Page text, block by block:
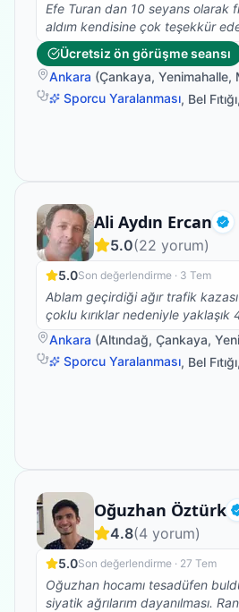
Efe Turan dan 10 seyans olarak
aldım kendisine çok teşekkür
artık güne daha mutlu
hastalıkları olan birisini hayatla
getirdi. Kendisinin yolu açık olsun
Ücretsiz ön görüşme seansı
Ankara (Çankaya, Yenimahalle,
Sporcu Yaralanması, Bel Fıtığı,
Ali Aydın Ercan
Fizyoterapist
5.0(22 yorum)
5.0Son değerlendirme · 3 Tem
Ablam geçirdiği ağır trafik
çoklu kırıklar nedeniyle yaklaşık
yürüyemedi. Ameliyat sürecinin
tanıştık ve tedavi sürecimizde
Güler yüzü, sabrı ve
Ankara (Altındağ, Çankaya,
Sporcu Yaralanması, Bel Fıtığı,
Oğuzhan Öztürk
Fizyoterapist
4.8(4 yorum)
5.0Son değerlendirme · 27 Tem
Oğuzhan hocamı tesadüfen
siyatik ağrılarım dayanılması.